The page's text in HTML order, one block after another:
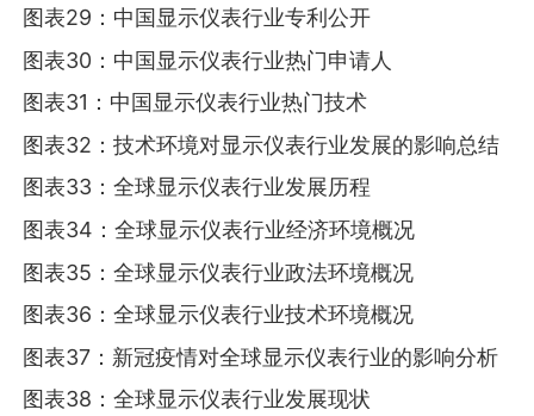
图表29：中国显示仪表行业专利公开
图表30：中国显示仪表行业热门申请人
图表31：中国显示仪表行业热门技术
图表32：技术环境对显示仪表行业发展的影响总结
图表33：全球显示仪表行业发展历程
图表34：全球显示仪表行业经济环境概况
图表35：全球显示仪表行业政法环境概况
图表36：全球显示仪表行业技术环境概况
图表37：新冠疫情对全球显示仪表行业的影响分析
图表38：全球显示仪表行业发展现状